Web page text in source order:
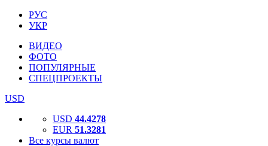
РУС
УКР
ВИДЕО
ФОТО
ПОПУЛЯРНЫЕ
СПЕЦПРОЕКТЫ
USD
USD 44.4278
EUR 51.3281
Все курсы валют